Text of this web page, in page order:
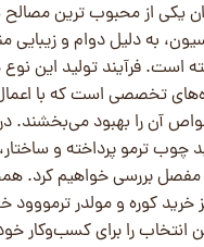
یکی از محبوب ‌ترین
به دلیل دوام و زیبایی
است. فرآیند تولید این
تخصصی است که با
آن را بهبود می‌بخشند. در
چوب ترمو پرداخته و
مفصل بررسی خواهیم کرد.
خرید کوره و مولدر ترمووود
انتخاب را برای کسب‌وکار